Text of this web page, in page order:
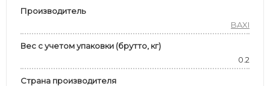
Производитель
BAXI
Вес с учетом упаковки (брутто, кг)
0.2
Страна производителя